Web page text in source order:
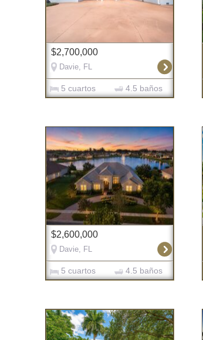
$2,700,000
Davie, FL
5 cuartos 4.5 baños
$2,600,000
Davie, FL
5 cuartos 4.5 baños